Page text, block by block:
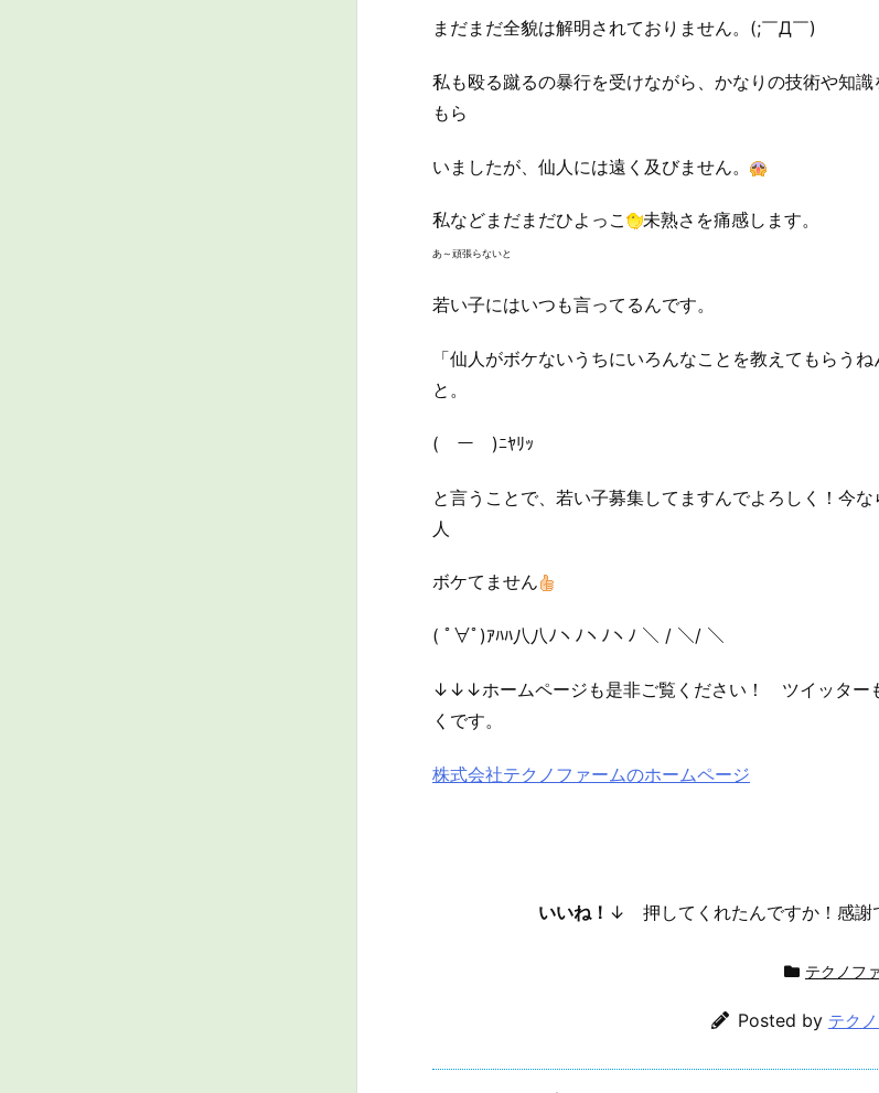
まだまだ全貌は解明されておりません。(;￣Д￣)
私も殴る蹴るの暴行を受けながら、かなりの技術や知識
もら
いましたが、仙人には遠く及びません。
私などまだまだひよっこ 未熟さを痛感します。
あ～頑張らないと
若い子にはいつも言ってるんです。
「仙人がボケないうちにいろんなことを教えてもらうね
と。
(￣ー￣)ﾆﾔﾘｯ
と言うことで、若い子募集してますんでよろしく！今な
人
ボケてません
( ﾟ∀ﾟ)ｱﾊﾊ八八ﾉヽﾉヽﾉヽﾉ ＼ / ＼/ ＼
↓↓↓ホームページも是非ご覧ください！ ツイッター
くです。
株式会社テクノファームのホームページ
いいね！ ↓ 押してくれたんですか！感謝
テクノフ
Posted by テク